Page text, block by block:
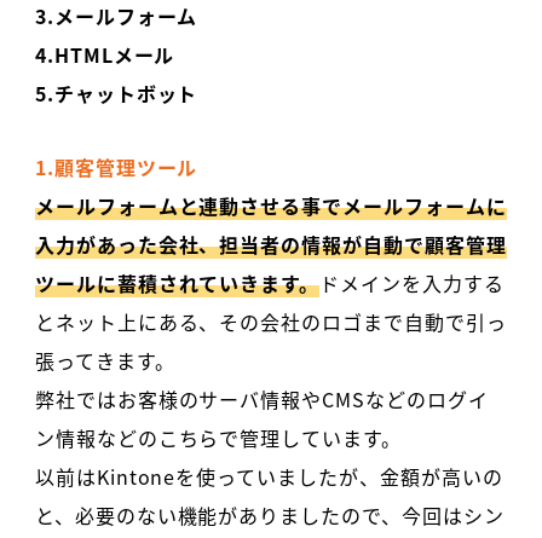
3.メールフォーム
4.HTMLメール
5.チャットボット
1.顧客管理ツール
メールフォームと連動させる事でメールフォームに
入力があった会社、担当者の情報が自動で顧客管理
ツールに蓄積されていきます。ドメインを入力する
とネット上にある、その会社のロゴまで自動で引っ
張ってきます。
弊社ではお客様のサーバ情報やCMSなどのログイ
ン情報などのこちらで管理しています。
以前はKintoneを使っていましたが、金額が高いの
と、必要のない機能がありましたので、今回はシン